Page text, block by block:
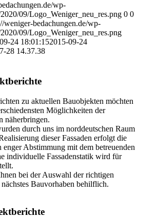
wp-
09/Logo_Weniger_neu_res.png 0 0
weniger-bedachungen.de/wp-
09/Logo_Weniger_neu_res.png
24 18:01:152015-09-24
28 14.37.38
zu aktuellen Bauobjekten möchten
Möglichkeiten der
näherbringen.
durch uns im norddeutschen Raum
dieser Fassaden erfolgt die
Abstimmung mit dem betreuenden
individuelle Fassadenstatik wird für
bei der Auswahl der richtigen
Bauvorhaben behilflich.